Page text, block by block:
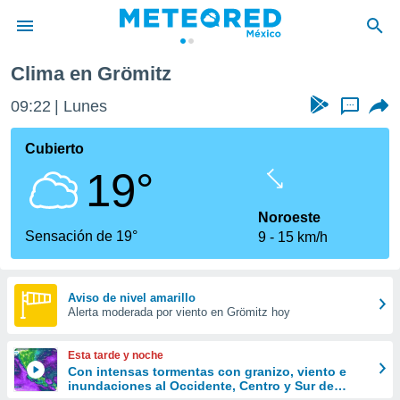
de
ha sido
que se
calidad.
a este
las
forma
digital
basada
Clima en Grömitz
09:22 Lunes ...
Cubierto
19°
Sensación de 19°
Noroeste
9
15 km/h
Aviso de nivel amarillo
Alerta moderada por viento en Grömitz hoy
Esta tarde y noche
Con intensas tormentas con granizo, viento e
inundaciones al Occidente, Centro y Sur de